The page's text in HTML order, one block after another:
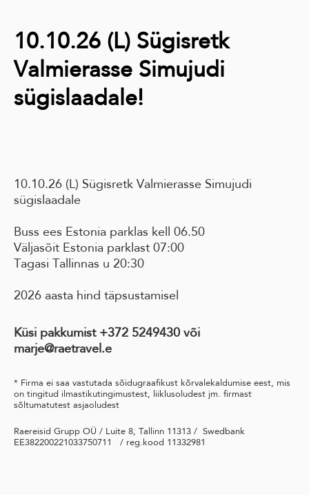
10.10.26 (L) Sügisretk
Valmierasse Simujudi
sügislaadale!
10.10.26 (L) Sügisretk Valmierasse Simujudi
sügislaadale
Buss ees Estonia parklas kell 06.50
Väljasõit Estonia parklast 07:00
Tagasi Tallinnas u 20:30
2026 aasta hind täpsustamisel
Küsi pakkumist +372 5249430 või
marje@raetravel.e
* Firma ei saa vastutada sõidugraafikust kõrvalekaldumise eest, mis
on tingitud ilmastikutingimustest, liiklusoludest jm. firmast
sõltumatutest asjaoludest
Raereisid Grupp OÜ / Luite 8, Tallinn 11313 / Swedbank
EE382200221033750711 / reg.kood 11332981